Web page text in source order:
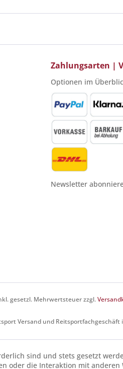
Zahlungsarten |
Optionen im
Newsletter
gesetzl. Mehrwertsteuer zzgl.
Versand und Reitsportfachgeschäft
sind und stets gesetzt
oder die Interaktion mit anderen